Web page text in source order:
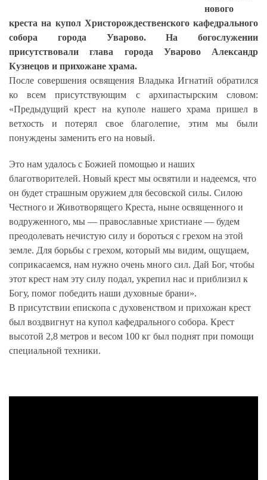
нового
креста на купол Христорождественского кафедрального
собора города Уварово. На богослужении
присутствовали глава города Уварово Александр
Кузнецов и прихожане храма.
После совершения освящения Владыка Игнатий обратился
ко всем присутствующим с архипастырским словом:
«Предыдущий крест на куполе нашего храма пришел в
ветхость и потерял свое благолепие, этим мы были
понуждены заменить его на новый.
Это нам удалось с Божией помощью и наших
благотворителей. Новый крест мы освятили и надеемся, что
он будет страшным оружием для бесовской силы. Силою
Честного и Животворящего Креста, ныне освященного и
водруженного, мы — православные христиане — будем
преодолевать нечистую силу и бороться с грехом на этой
земле. Для борьбы с грехом, который мы видим, ощущаем,
соприкасаемся, нам нужно очень много сил. Дай Бог, чтобы
этот крест нам эту силу подал, укрепил нас и приблизил к
Богу, помог победить наши духовные брани».
В присутствии епископа с духовенством и прихожан крест
был воздвигнут на купол кафедрального собора. Крест
высотой 2,8 метров и весом 100 кг был поднят при помощи
специальной техники.